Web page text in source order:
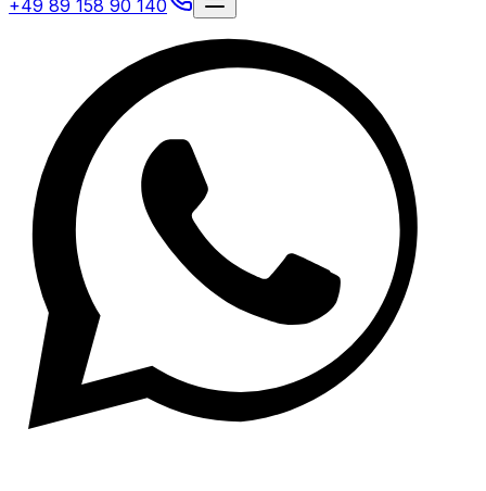
+49 89 158 90 140